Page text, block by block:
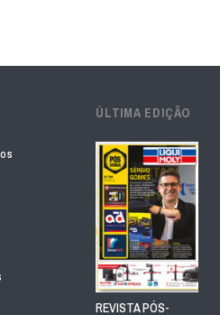
ÚLTIMA EDIÇÃO
REVISTA PÓS-